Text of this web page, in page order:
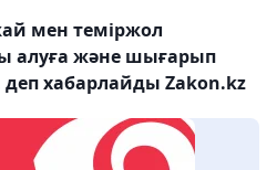
мен теміржол
алуға және шығарып
деп хабарлайды Zakon.kz